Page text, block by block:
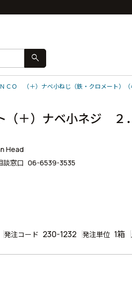
search
ＣＯ （＋）ナベ小ねじ（鉄・クロメート）（
（＋）ナベ小ネジ ２
Head
談窓口 06-6539-3535
発注コード 230-1232 発注単位 1箱